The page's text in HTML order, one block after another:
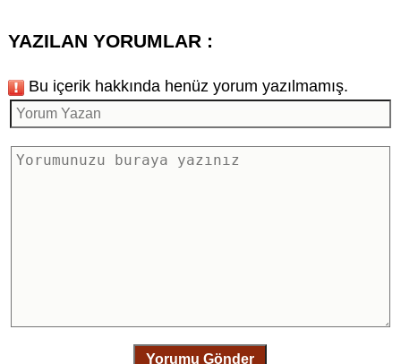
YAZILAN YORUMLAR :
Bu içerik hakkında henüz yorum yazılmamış.
Yorumu Gönder